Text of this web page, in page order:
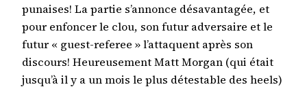
punaises! La partie s’annonce désavantagée, et
pour enfoncer le clou, son futur adversaire et le
futur « guest-referee » l’attaquent après son
discours! Heureusement Matt Morgan (qui était
jusqu’à il y a un mois le plus détestable des heels)